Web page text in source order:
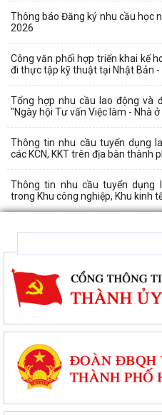
Thông báo Đăng ký nhu cầu học
2026
Công văn phối hợp triển khai kế
đi thực tập kỹ thuật tại Nhật Bản
Tổng hợp nhu cầu lao động và
"Ngày hội Tư vấn Việc làm - Nhà
Thông tin nhu cầu tuyển dụng
các KCN, KKT trên địa bàn thành
Thông tin nhu cầu tuyển dụng
trong Khu công nghiệp, Khu kinh